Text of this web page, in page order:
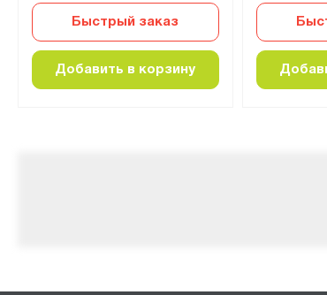
Быстрый заказ
Добавить в корзину